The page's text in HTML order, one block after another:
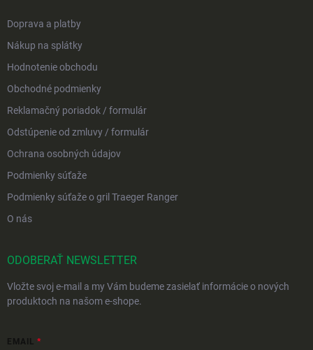
Doprava a platby
Nákup na splátky
Hodnotenie obchodu
Obchodné podmienky
Reklamačný poriadok / formulár
Odstúpenie od zmluvy / formulár
Ochrana osobných údajov
Podmienky súťaže
Podmienky súťaže o gril Traeger Ranger
O nás
ODOBERAŤ NEWSLETTER
Vložte svoj e-mail a my Vám budeme zasielať informácie o nových
produktoch na našom e-shope.
EMAIL